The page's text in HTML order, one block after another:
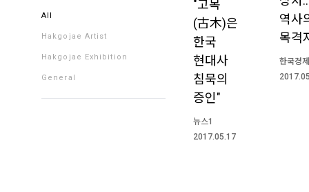
All
Hakgojae Artist
Hakgojae Exhibition
General
"고목
(古木)은
한국
현대사
침묵의
증인"
뉴스1
2017.05.17
역사
목격
한국경제